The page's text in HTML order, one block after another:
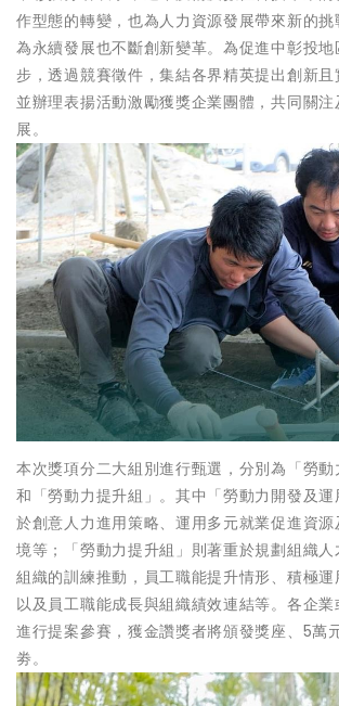
作型態的轉變，也為人力資源發展帶來新的
為永續發展也不斷創新變革。為促進中彰投
步，透過競賽徵件，集結各界精英提出創新且
並辦理表揚活動激勵獲獎企業團體，共同關
展。
本次獎項分二大組別進行甄選，分別為「勞動
和「勞動力提升組」。其中「勞動力開發及
於創意人力進用策略、運用多元就業促進資
境等；「勞動力提升組」則著重於規劃組織人
組織的訓練推動，員工職能提升情形、積極運
以及員工職能成長與組織績效連結等。各企
進行提案參賽，獲金讚獎者將頒發獎座、5萬
劵。